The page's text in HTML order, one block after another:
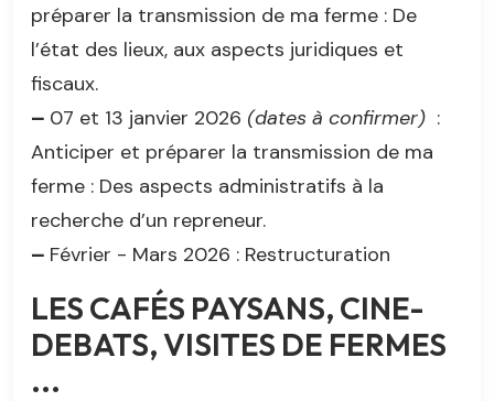
préparer la transmission de ma ferme : De
l’état des lieux, aux aspects juridiques et
fiscaux.
– 07 et 13 janvier 2026 (dates à confirmer) :
Anticiper et préparer la transmission de ma
ferme : Des aspects administratifs à la
recherche d’un repreneur.
– Février - Mars 2026 : Restructuration
LES CAFÉS PAYSANS, CINE-
DEBATS, VISITES DE FERMES
...